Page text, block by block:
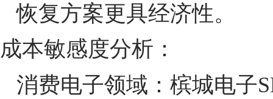
恢复方案更具经济性。
成本敏感度分析：
消费电子领域：槟城电子